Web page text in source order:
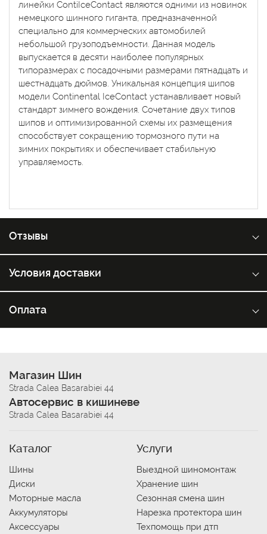
линейки ContiIceContact являются одними из новинок
немецкого шинного гиганта, предназначенной
специально для коммерческих автомобилей
небольшой грузоподъемности. Данная модель
выпускается в десяти наиболее популярных
типоразмерах с посадочными размерами пятнадцать и
шестнадцать дюймов. Уникальная концепция шипов
модели Continental IceContact устанавливает новый
стандарт зимнего вождения. Сочетание двух типов
шипов и оптимизированной схемы их размещения
способствует сокращению тормозного пути на
зимних покрытиях и обеспечивает стабильную
управляемость.
Отзывы
Условия доставки
Оплата
Магазин Шин
Strada Calea Basarabiei 44
Автосервис в кишиневе
Strada Calea Basarabiei 44
Каталог
Шины
Диски
Моторные масла
Аккумуляторы
Аксессуары
Услуги
Выездной шиномонтаж
Хранение шин
Сезонная смена шин
Нарезка протектора шин
Техпомощь при дтп